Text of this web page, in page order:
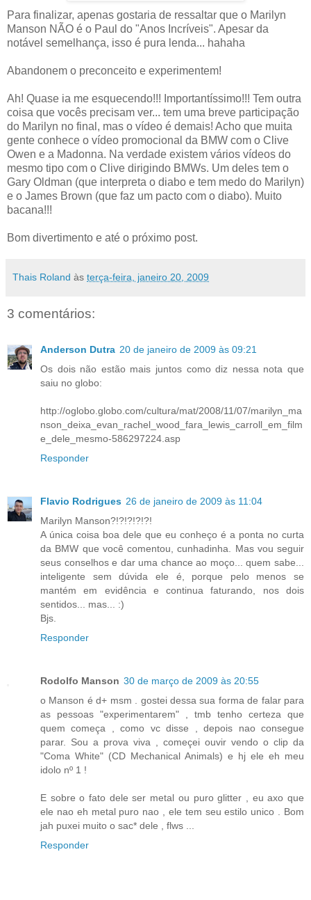
Para finalizar, apenas gostaria de ressaltar que o Marilyn
Manson NÃO é o Paul do "Anos Incríveis". Apesar da
notável semelhança, isso é pura lenda... hahaha
Abandonem o preconceito e experimentem!
Ah! Quase ia me esquecendo!!! Importantíssimo!!! Tem outra
coisa que vocês precisam ver... tem uma breve participação
do Marilyn no final, mas o vídeo é demais! Acho que muita
gente conhece o vídeo promocional da BMW com o Clive
Owen e a Madonna. Na verdade existem vários vídeos do
mesmo tipo com o Clive dirigindo BMWs. Um deles tem o
Gary Oldman (que interpreta o diabo e tem medo do Marilyn)
e o James Brown (que faz um pacto com o diabo). Muito
bacana!!!
Bom divertimento e até o próximo post.
Thais Roland às terça-feira, janeiro 20, 2009
3 comentários:
Anderson Dutra 20 de janeiro de 2009 às 09:21
Os dois não estão mais juntos como diz nessa nota que
saiu no globo:
http://oglobo.globo.com/cultura/mat/2008/11/07/marilyn_ma
nson_deixa_evan_rachel_wood_fara_lewis_carroll_em_film
e_dele_mesmo-586297224.asp
Responder
Flavio Rodrigues 26 de janeiro de 2009 às 11:04
Marilyn Manson?!?!?!?!?!
A única coisa boa dele que eu conheço é a ponta no curta
da BMW que você comentou, cunhadinha. Mas vou seguir
seus conselhos e dar uma chance ao moço... quem sabe...
inteligente sem dúvida ele é, porque pelo menos se
mantém em evidência e continua faturando, nos dois
sentidos... mas... :)
Bjs.
Responder
Rodolfo Manson 30 de março de 2009 às 20:55
o Manson é d+ msm . gostei dessa sua forma de falar para
as pessoas "experimentarem" , tmb tenho certeza que
quem começa , como vc disse , depois nao consegue
parar. Sou a prova viva , começei ouvir vendo o clip da
"Coma White" (CD Mechanical Animals) e hj ele eh meu
idolo nº 1 !
E sobre o fato dele ser metal ou puro glitter , eu axo que
ele nao eh metal puro nao , ele tem seu estilo unico . Bom
jah puxei muito o sac* dele , flws ...
Responder